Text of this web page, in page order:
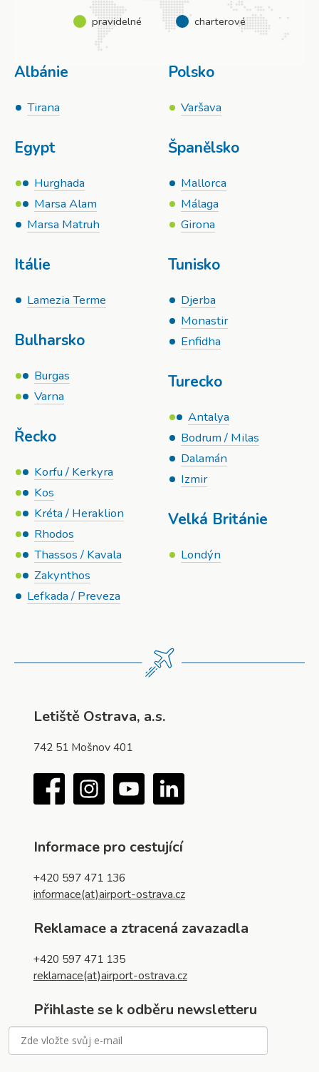
pravidelné charterové
Albánie
Tirana
Egypt
Hurghada
Marsa Alam
Marsa Matruh
Itálie
Lamezia Terme
Bulharsko
Burgas
Varna
Řecko
Korfu / Kerkyra
Kos
Kréta / Heraklion
Rhodos
Thassos / Kavala
Zakynthos
Lefkada / Preveza
Polsko
Varšava
Španělsko
Mallorca
Málaga
Girona
Tunisko
Djerba
Monastir
Enfidha
Turecko
Antalya
Bodrum / Milas
Dalamán
Izmir
Velká Británie
Londýn
Letiště Ostrava, a.s.
742 51 Mošnov 401
Facebook Instagram YouTube
Informace pro cestující
+420 597 471 136
informace(at)airport-ostrava.cz
Reklamace a ztracená zavazadla
+420 597 471 135
reklamace(at)airport-ostrava.cz
Přihlaste se k odběru newsletteru